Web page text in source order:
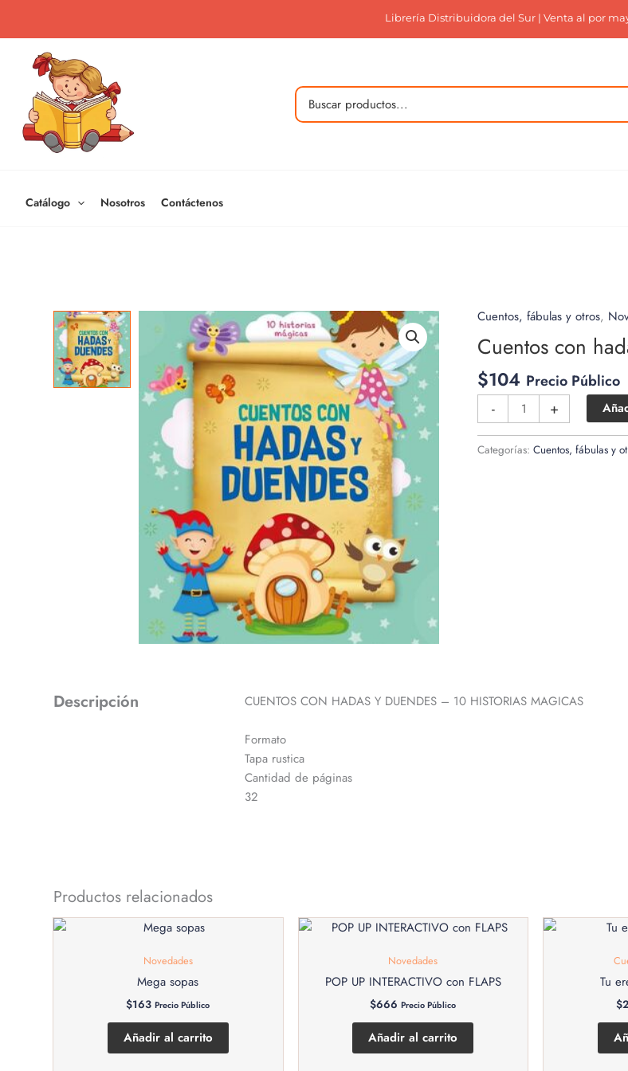
Librería Distribuidora del Sur | Venta al por
Buscar
Catálogo Nosotros Contáctenos
Cuentos, fábulas y otros,
Cuentos con
$104 Precio Público
-
con
hadas
+
Categorías:Cuentos, fábulas y
Descripción CUENTOS CON HADAS Y DUENDES – 10 HISTORIAS MAGICAS
Formato
Tapa rustica
Cantidad de páginas
32
Productos relacionados
Novedades
Mega sopas
$163 Precio Público
Añadir al carrito
Novedades
POP UP INTERACTIVO con FLAPS
$666 Precio Público
Añadir al carrito
Tu
$